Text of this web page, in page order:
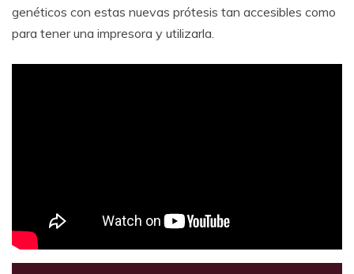
genéticos con estas nuevas prótesis tan accesibles como
para tener una impresora y utilizarla.